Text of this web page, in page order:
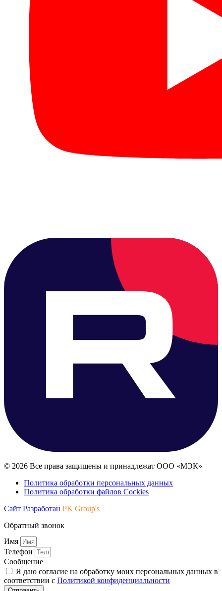
© 2026 Все права защищены и принадлежат ООО «МЭК»
Политика обработки персональных данных
Политика обработки файлов Cockies
Сайт Разработан PK Group's
Обратный звонок
Имя
Телефон
Сообщение
Я даю согласие на обработку моих персональных данных в
соответствии с Политикой конфиденциальности